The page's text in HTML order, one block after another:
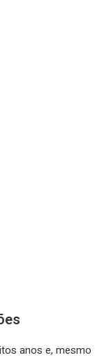
anos e, mesmo